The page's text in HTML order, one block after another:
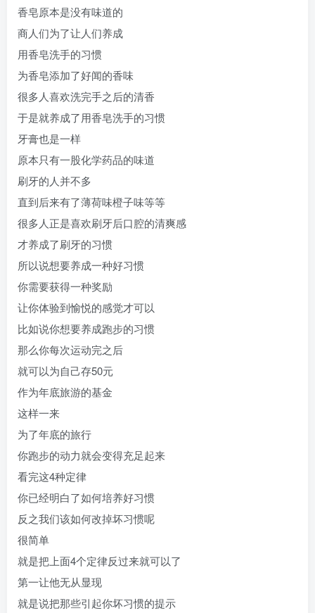
香皂原本是没有味道的
商人们为了让人们养成
用香皂洗手的习惯
为香皂添加了好闻的香味
很多人喜欢洗完手之后的清香
于是就养成了用香皂洗手的习惯
牙膏也是一样
原本只有一股化学药品的味道
刷牙的人并不多
直到后来有了薄荷味橙子味等等
很多人正是喜欢刷牙后口腔的清爽感
才养成了刷牙的习惯
所以说想要养成一种好习惯
你需要获得一种奖励
让你体验到愉悦的感觉才可以
比如说你想要养成跑步的习惯
那么你每次运动完之后
就可以为自己存50元
作为年底旅游的基金
这样一来
为了年底的旅行
你跑步的动力就会变得充足起来
看完这4种定律
你已经明白了如何培养好习惯
反之我们该如何改掉坏习惯呢
很简单
就是把上面4个定律反过来就可以了
第一让他无从显现
就是说把那些引起你坏习惯的提示